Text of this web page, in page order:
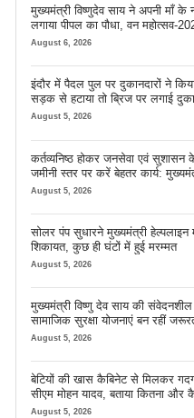
मुख्यमंत्री विष्णुदेव साय ने अपनी माँ के
लगाया पीपल का पौधा, वन महोत्सव-
शुभारंभ
August 6, 2026
इंदौर में पैदल पुल पर दुकानदारों ने
सड़क से हटाया तो ब्रिज पर लगाई
की जगह भी नहीं मिल रही
August 5, 2026
कर्तव्यनिष्ठ होकर जनसेवा एवं सुशासन
जमीनी स्तर पर करें बेहतर कार्य:
देव साय
August 5, 2026
सोलर पंप सुधारने मुख्यमंत्री हेल्पलाइन
शिकायत, कुछ ही घंटों में हुई मरम्मत
August 5, 2026
मुख्यमंत्री विष्णु देव साय की
सामाजिक सुरक्षा योजनाएं बन रहीं
परिवारों का मजबूत सहारा
August 5, 2026
बेटियों की खास कैबिनेट से मिलकर
सीएम मोहन यादव, बताया कितना और
इस्तेमाल करें AI
August 5, 2026